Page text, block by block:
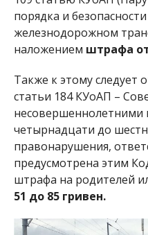
порядка и
железнодорожном
наложением штрафа
Также к этому следует
статьи 184 КУоАП –
несовершеннолетними
четырнадцати до
правонарушения,
предусмотрена этим
штрафа на родителей
51 до 85 гривен.